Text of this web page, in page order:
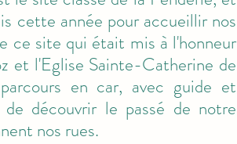
cette année pour accueillir nos
ce site qui était mis à l'honneur
et l'Eglise Sainte-Catherine de
en car, avec guide et
découvrir le passé de notre
nos rues.